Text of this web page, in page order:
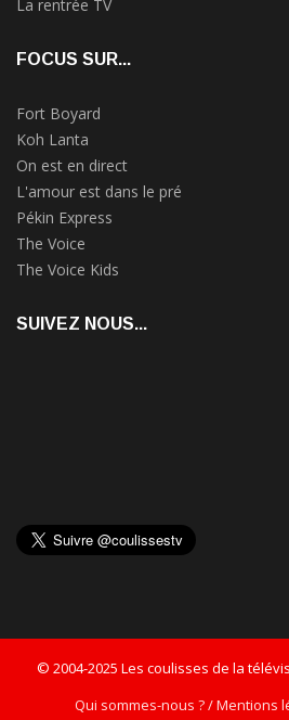
La rentrée TV
FOCUS SUR...
Fort Boyard
Koh Lanta
On est en direct
L'amour est dans le pré
Pékin Express
The Voice
The Voice Kids
SUIVEZ NOUS...
© 2004-2025 Les coulisses de la
Qui sommes-nous ? / Mentions